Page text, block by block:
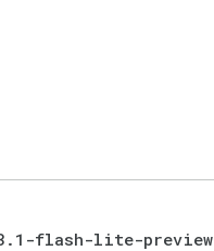
flash-lite-preview